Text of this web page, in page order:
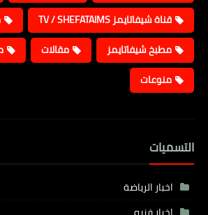
قناة شيفاتايمز TV / SHEFATAIMS
مطبخ شيفاتايمز
مقالات
منوعات
التسميات
اخبار الرياضة